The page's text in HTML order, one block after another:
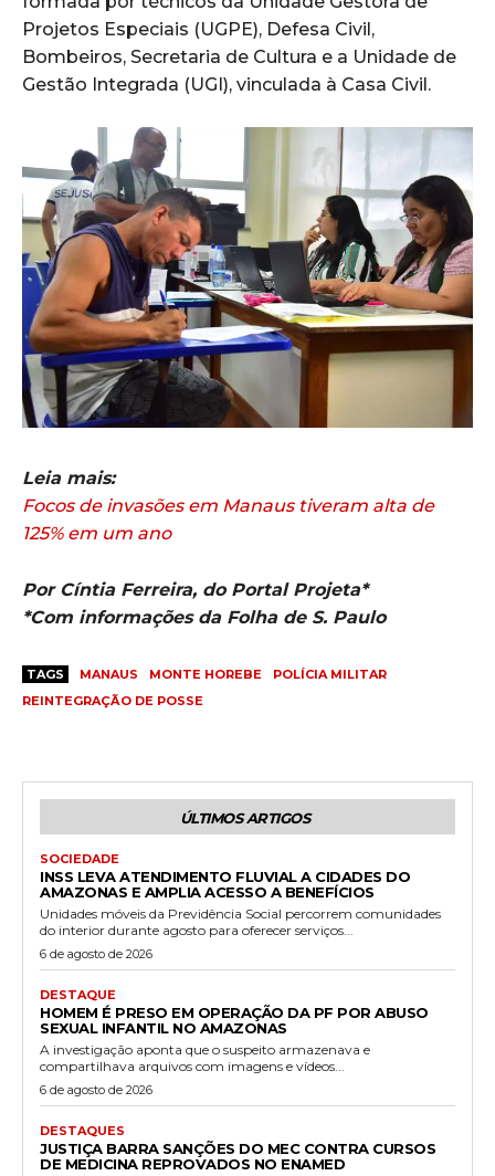
Projetos Especiais (UGPE), Defesa Civil,
Bombeiros, Secretaria de Cultura e a Unidade de
Gestão Integrada (UGI), vinculada à Casa Civil.
Leia mais:
Focos de invasões em Manaus tiveram alta de
125% em um ano
Por Cíntia Ferreira, do Portal Projeta*
*Com informações da Folha de S. Paulo
TAGS MANAUS MONTE HOREBE
POLÍCIA MILITAR
REINTEGRAÇÃO DE POSSE
ÚLTIMOS ARTIGOS
SOCIEDADE
INSS LEVA ATENDIMENTO FLUVIAL A CIDADES DO
AMAZONAS E AMPLIA ACESSO A BENEFÍCIOS
Unidades móveis da Previdência Social percorrem comunidades
do interior durante agosto para oferecer serviços...
6 de agosto de 2026
DESTAQUE
HOMEM É PRESO EM OPERAÇÃO DA PF POR ABUSO
SEXUAL INFANTIL NO AMAZONAS
A investigação aponta que o suspeito armazenava e
compartilhava arquivos com imagens e vídeos...
6 de agosto de 2026
DESTAQUES
JUSTIÇA BARRA SANÇÕES DO MEC CONTRA CURSOS
DE MEDICINA REPROVADOS NO ENAMED